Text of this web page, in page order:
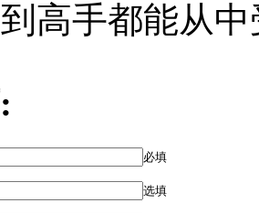
高手都能从
必填
选填